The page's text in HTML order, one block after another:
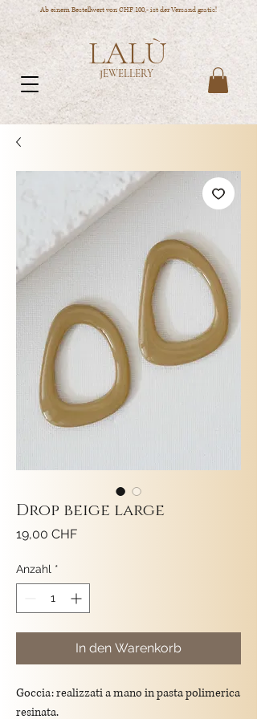
Ab einem Bestellwert von CHF 100,- ist der Versand gratis!
LALÙ
JEWELLERY
Drop beige large
19,00 CHFPreis
Anzahl *
In den Warenkorb
Goccia: realizzati a mano in pasta polimerica
resinata.